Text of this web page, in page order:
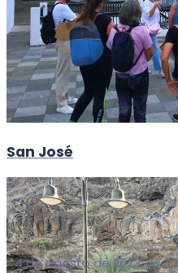
San José
4 de agosto de 2023